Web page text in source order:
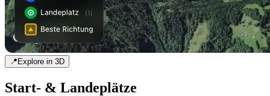
📍Explore in 3D
Start- & Landeplätze